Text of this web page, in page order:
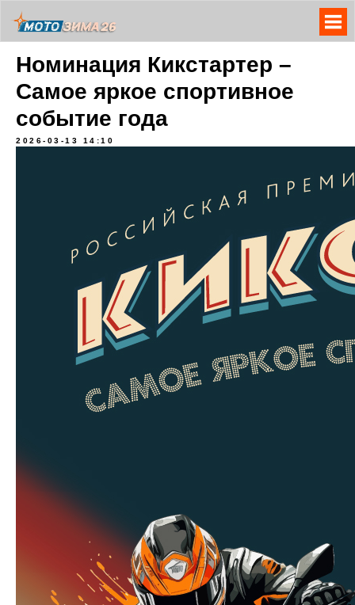
Номинация Кикстартер –
Самое яркое спортивное
событие года
2026-03-13 14:10